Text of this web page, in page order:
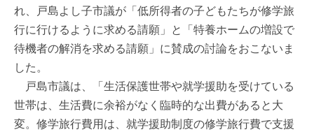
れ、戸島よし子市議が「低所得者の子どもたちが修学旅
行に行けるように求める請願」と「特養ホームの増設で
待機者の解消を求める請願」に賛成の討論をおこないま
した。
戸島市議は、「生活保護世帯や就学援助を受けている
世帯は、生活費に余裕がなく臨時的な出費があると大
変。修学旅行費用は、就学援助制度の修学旅行費で支援